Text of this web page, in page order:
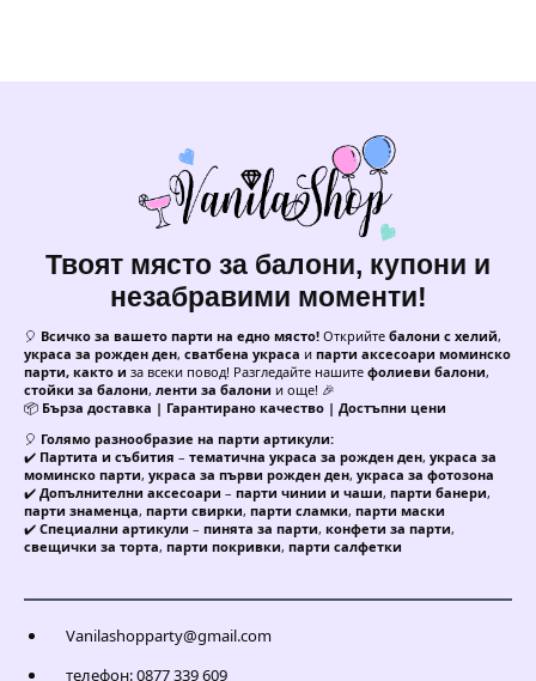
Твоят място за балони, купони и
незабравими моменти!
🎈 Всичко за вашето парти на едно място! Открийте балони с хелий,
украса за рожден ден, сватбена украса и парти аксесоари моминско
парти, както и за всеки повод! Разгледайте нашите фолиеви балони,
стойки за балони, ленти за балони и още! 🎉
📦 Бърза доставка | Гарантирано качество | Достъпни цени
🎈 Голямо разнообразие на парти артикули:
✔️ Партита и събития – тематична украса за рожден ден, украса за
моминско парти, украса за първи рожден ден, украса за фотозона
✔️ Допълнителни аксесоари – парти чинии и чаши, парти банери,
парти знаменца, парти свирки, парти сламки, парти маски
✔️ Специални артикули – пинята за парти, конфети за парти,
свещички за торта, парти покривки, парти салфетки
Vanilashopparty@gmail.com
телефон: 0877 339 609